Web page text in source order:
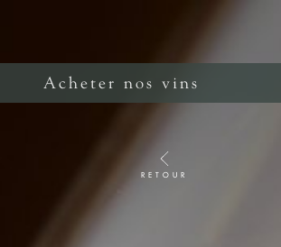
Acheter nos vins
RETOUR